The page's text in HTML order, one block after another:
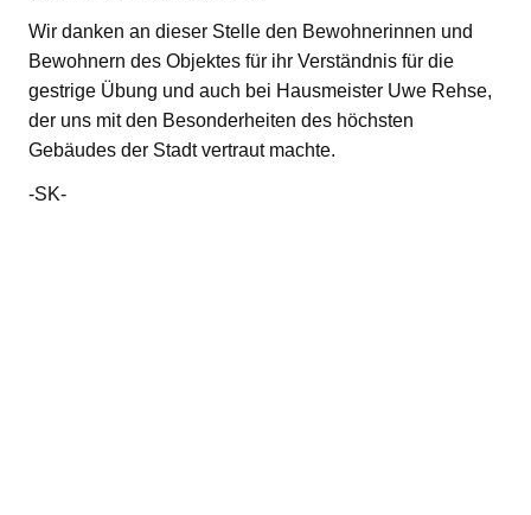
Wir danken an dieser Stelle den Bewohnerinnen und
Bewohnern des Objektes für ihr Verständnis für die
gestrige Übung und auch bei Hausmeister Uwe Rehse,
der uns mit den Besonderheiten des höchsten
Gebäudes der Stadt vertraut machte.
-SK-